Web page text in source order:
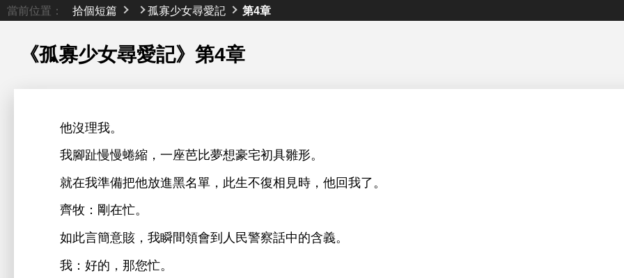
當前位置： 拾個短篇 孤寡少女尋愛記 第4章
《孤寡少女尋愛記》 第4章
沒理
。
腳趾
蜷縮， 座芭比
豪宅初具雛形。
就
準備把 放 名單，此 復相見 ， 回
。
牧：剛
忙。
如此言簡
賅， 瞬 領 到 民警察話
含義。
：好
，
您忙。